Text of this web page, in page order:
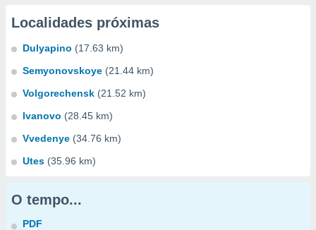
Localidades próximas
Dulyapino (17.63 km)
Semyonovskoye (21.44 km)
Volgorechensk (21.52 km)
Ivanovo (28.45 km)
Vvedenye (34.76 km)
Utes (35.96 km)
O tempo...
PDF